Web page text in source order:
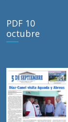
PDF 10
octubre